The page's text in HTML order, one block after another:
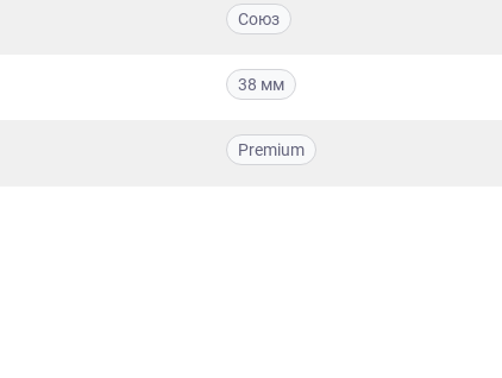
Союз
38 мм
Premium